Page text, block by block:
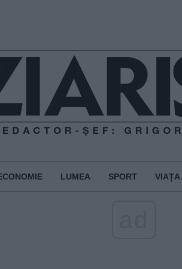
LUMEA SPORT VIAȚA